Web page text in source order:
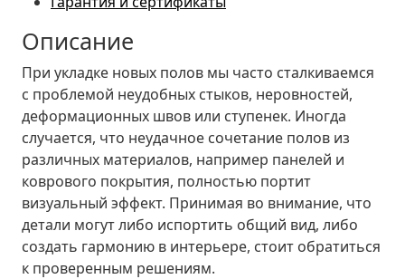
Описание
При укладке новых полов мы часто сталкиваемся
с проблемой неудобных стыков, неровностей,
деформационных швов или ступенек. Иногда
случается, что неудачное сочетание полов из
различных материалов, например панелей и
коврового покрытия, полностью портит
визуальный эффект. Принимая во внимание, что
детали могут либо испортить общий вид, либо
создать гармонию в интерьере, стоит обратиться
к проверенным решениям.